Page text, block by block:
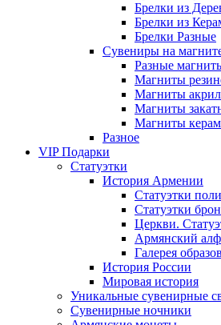
Брелки из
Брелки из
Брелки Разные
Сувениры на
Разные
Магниты
Магниты
Магниты
Магниты
Разное
VIP Подарки
Статуэтки
История Армении
Статуэтки
Статуэтки
Церкви.
Армянский
Галерея образов
История России
Мировая история
Уникальные сувенирные
Сувенирные ночники